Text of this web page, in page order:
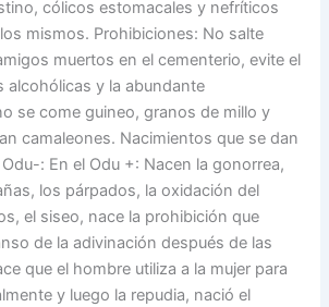
cólicos estomacales y nefríticos
mismos. Prohibiciones: No salte
muertos en el cementerio, evite el
alcohólicas y la abundante
se come guineo, granos de millo y
camaleones. Nacimientos que se dan
: En el Odu +: Nacen la gonorrea,
los párpados, la oxidación del
el siseo, nace la prohibición que
de la adivinación después de las
que el hombre utiliza a la mujer para
y luego la repudia, nació el